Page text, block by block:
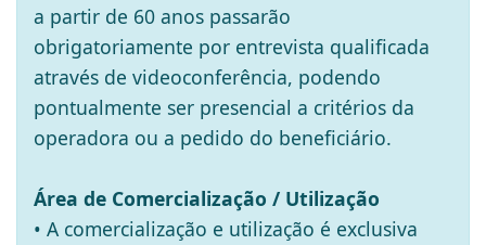
a partir de 60 anos passarão
obrigatoriamente por entrevista qualificada
através de videoconferência, podendo
pontualmente ser presencial a critérios da
operadora ou a pedido do beneficiário.
Área de Comercialização / Utilização
• A comercialização e utilização é exclusiva